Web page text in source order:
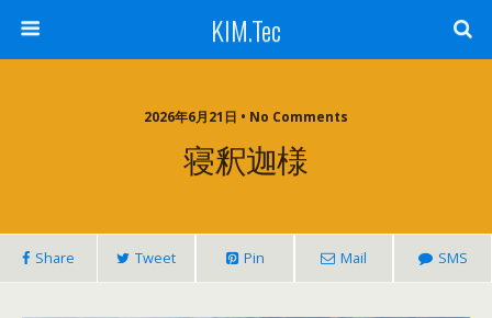
KIM.Tec
2026年6月21日 • No Comments
寝釈迦様
Share Tweet Pin Mail SMS